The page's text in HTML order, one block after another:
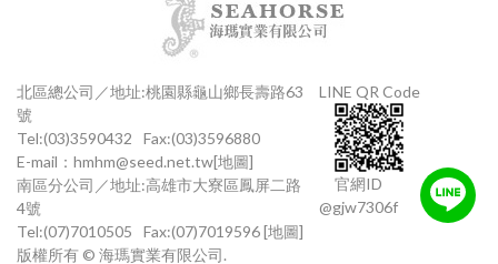
北區總公司／地址:桃園縣龜山鄉長壽路63
號
Tel:(03)3590432
Fax:(03)3596880
E-mail： hmhm@seed.net.tw[地圖]
南區分公司／地址:高雄市大寮區鳳屏二路
4號
Tel:(07)7010505
Fax:(07)7019596[地圖]
版權所有 © 海瑪實業有限公司.
LINE QR Code
官網ID
@gjw7306f